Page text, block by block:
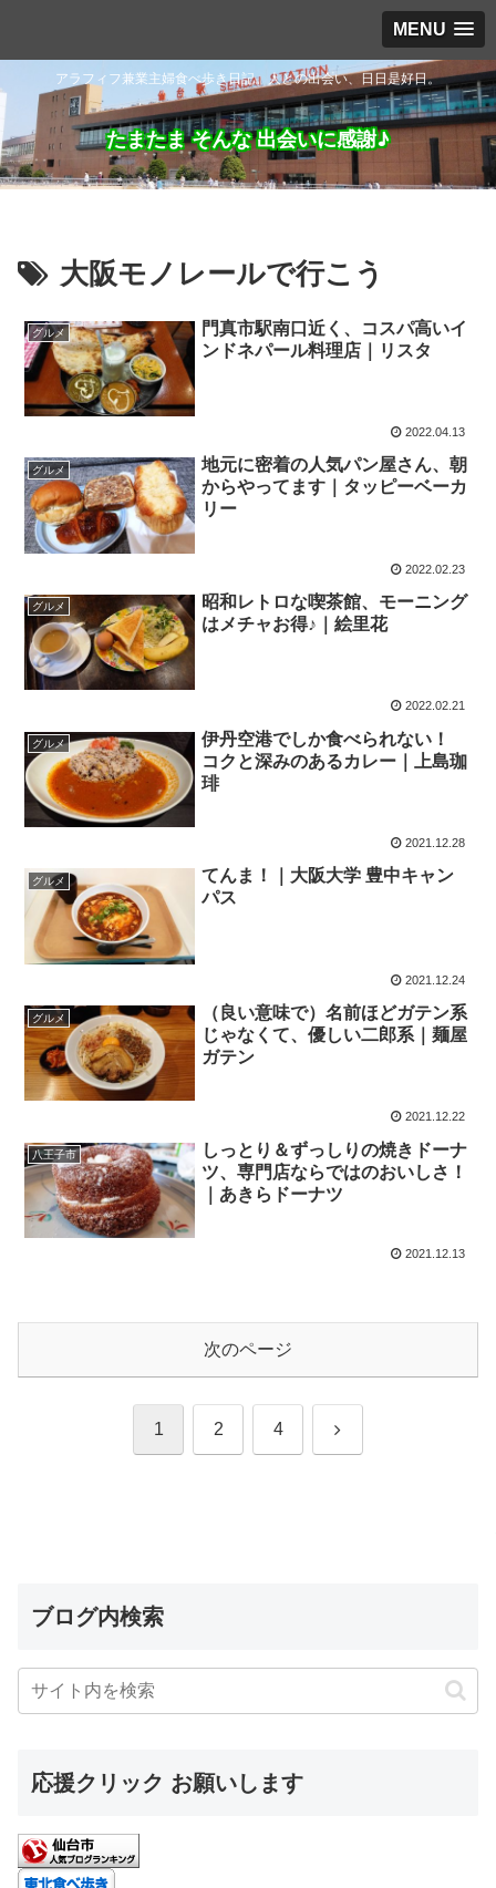
MENU
アラフィフ兼業主婦食べ歩き日記。人との出会い、日日是好日。
たまたま そんな 出会いに感謝♪
大阪モノレールで行こう
グルメ
門真市駅南口近く、コスパ高いイ
ンドネパール料理店｜リスタ
2022.04.13
グルメ
地元に密着の人気パン屋さん、朝
からやってます｜タッピーベーカ
リー
2022.02.23
グルメ
昭和レトロな喫茶館、モーニング
はメチャお得♪｜絵里花
2022.02.21
グルメ
伊丹空港でしか食べられない！
コクと深みのあるカレー｜上島珈
琲
2021.12.28
グルメ
てんま！｜大阪大学 豊中キャン
パス
2021.12.24
グルメ
（良い意味で）名前ほどガテン系
じゃなくて、優しい二郎系｜麺屋
ガテン
2021.12.22
八王子市
しっとり＆ずっしりの焼きドーナ
ツ、専門店ならではのおいしさ！
｜あきらドーナツ
2021.12.13
次のページ
1 2 4 次
ブログ内検索
応援クリック お願いします